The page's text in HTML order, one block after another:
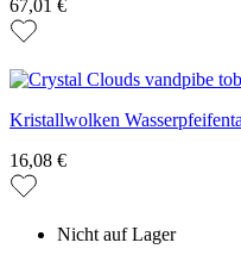
67,01 €
Kristallwolken
16,08 €
Nicht auf Lager